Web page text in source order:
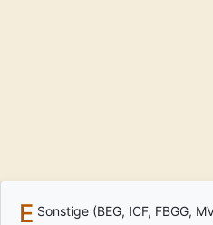
Sonstige (BEG, ICF, FBGG,
E